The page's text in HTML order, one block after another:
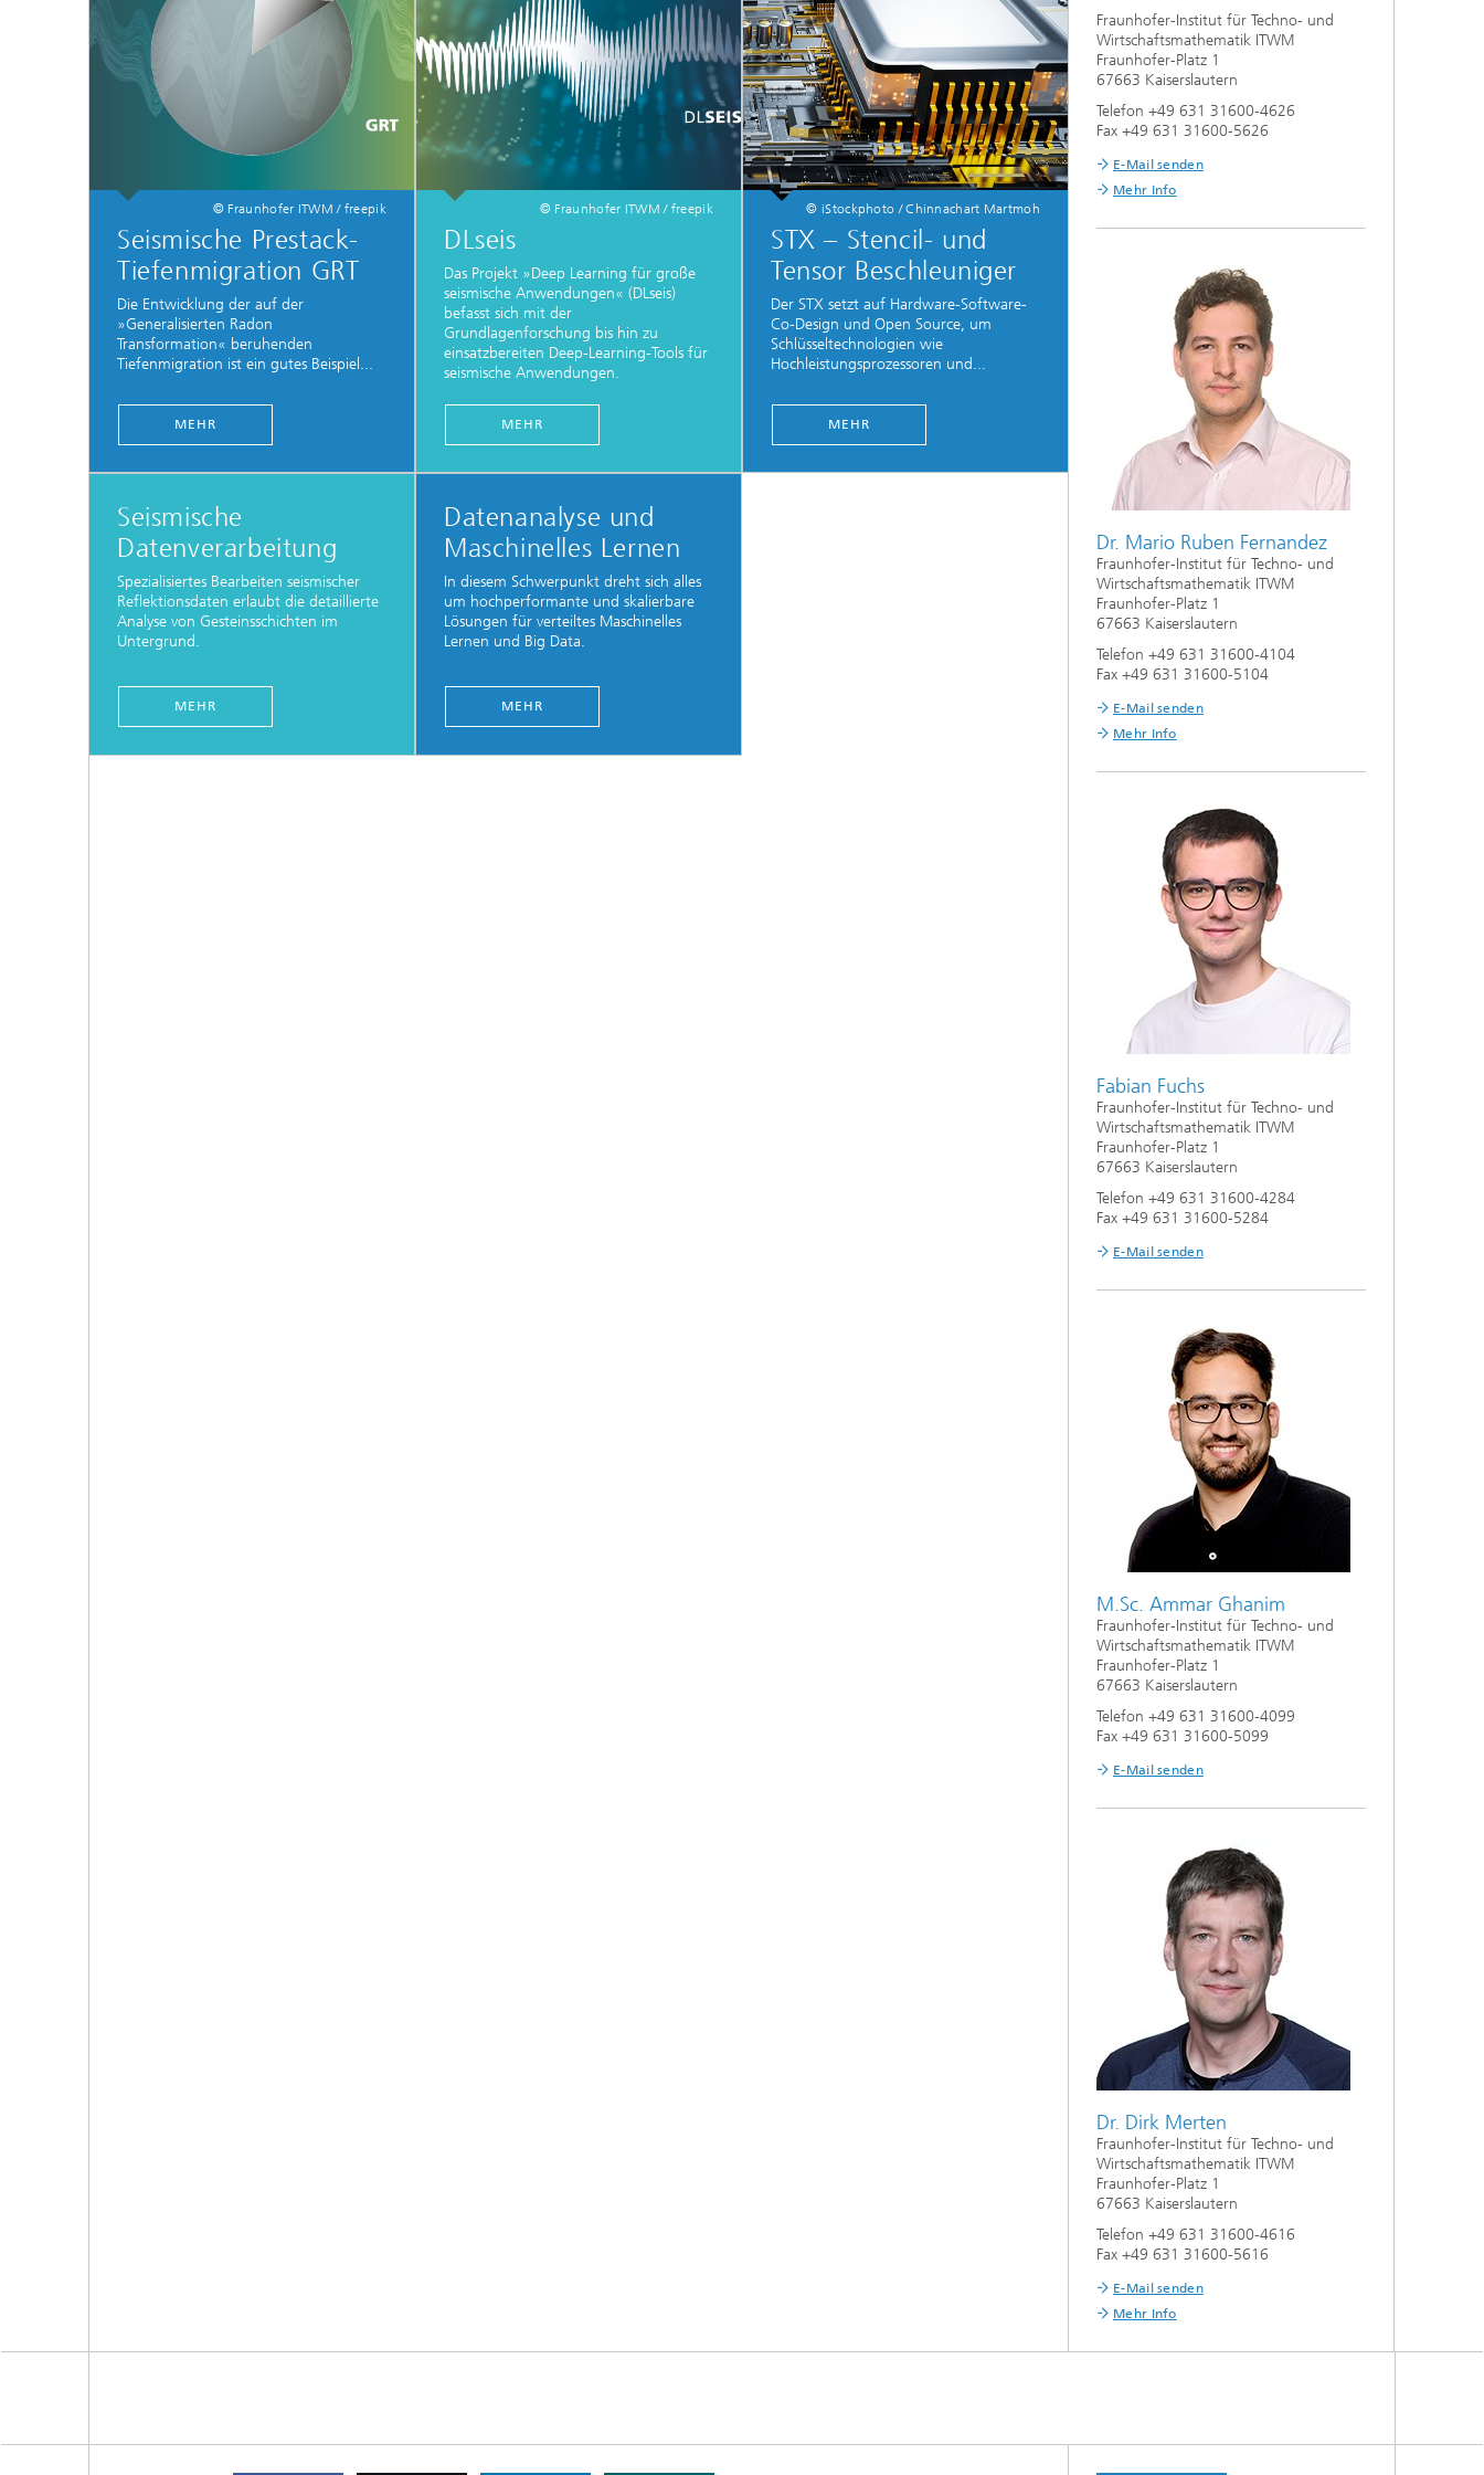
prüfung
Modellreduktion
Modellierung, Simulation und
Optimierung von Dämmstoffen
© Fraunhofer ITWM / freepik
Seismische Prestack-
Tiefenmigration GRT
Die Entwicklung der auf der
»Generalisierten Radon
Transformation« beruhenden
Tiefenmigration ist ein gutes Beispiel...
MEHR
© Fraunhofer ITWM / freepik
DLseis
Das Projekt »Deep Learning für große
seismische Anwendungen« (DLseis)
befasst sich mit der
Grundlagenforschung bis hin zu
einsatzbereiten Deep-Learning-Tools für
seismische Anwendungen.
MEHR
© iStockphoto / Chinnachart Martmoh
STX – Stencil- und
Tensor Beschleuniger
Der STX setzt auf Hardware-Software-
Co-Design und Open Source, um
Schlüsseltechnologien wie
Hochleistungsprozessoren und...
MEHR
Seismische
Datenverarbeitung
Spezialisiertes Bearbeiten seismischer
Reflektionsdaten erlaubt die detaillierte
Analyse von Gesteinsschichten im
Untergrund.
MEHR
Datenanalyse und
Maschinelles Lernen
In diesem Schwerpunkt dreht sich alles
um hochperformante und skalierbare
Lösungen für verteiltes Maschinelles
Lernen und Big Data.
MEHR
Fraunhofer-Institut für Techno- und
Wirtschaftsmathematik ITWM
Fraunhofer-Platz 1
67663 Kaiserslautern
Telefon +49 631 31600-4626
Fax +49 631 31600-5626
E-Mail senden
Mehr Info
Dr. Mario Ruben Fernandez
Fraunhofer-Institut für Techno- und
Wirtschaftsmathematik ITWM
Fraunhofer-Platz 1
67663 Kaiserslautern
Telefon +49 631 31600-4104
Fax +49 631 31600-5104
E-Mail senden
Mehr Info
Fabian Fuchs
Fraunhofer-Institut für Techno- und
Wirtschaftsmathematik ITWM
Fraunhofer-Platz 1
67663 Kaiserslautern
Telefon +49 631 31600-4284
Fax +49 631 31600-5284
E-Mail senden
M.Sc. Ammar Ghanim
Fraunhofer-Institut für Techno- und
Wirtschaftsmathematik ITWM
Fraunhofer-Platz 1
67663 Kaiserslautern
Telefon +49 631 31600-4099
Fax +49 631 31600-5099
E-Mail senden
Dr. Dirk Merten
Fraunhofer-Institut für Techno- und
Wirtschaftsmathematik ITWM
Fraunhofer-Platz 1
67663 Kaiserslautern
Telefon +49 631 31600-4616
Fax +49 631 31600-5616
E-Mail senden
Mehr Info